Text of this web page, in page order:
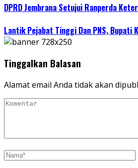
DPRD Jembrana Setujui Ranperda
Lantik Pejabat Tinggi Dan PNS,
Tinggalkan Balasan
Alamat email Anda tidak akan